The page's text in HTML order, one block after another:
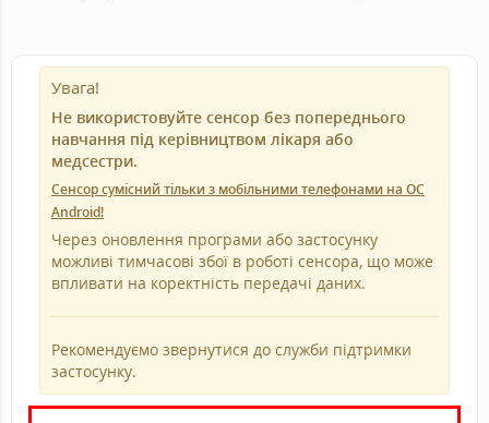
Увага!
Не використовуйте сенсор без попереднього
навчання під керівництвом лікаря або
медсестри.
Сенсор сумісний тільки з мобільними телефонами на ОС
Android!
Через оновлення програми або застосунку
можливі тимчасові збої в роботі сенсора, що може
впливати на коректність передачі даних.
Рекомендуємо звернутися до служби підтримки
застосунку.